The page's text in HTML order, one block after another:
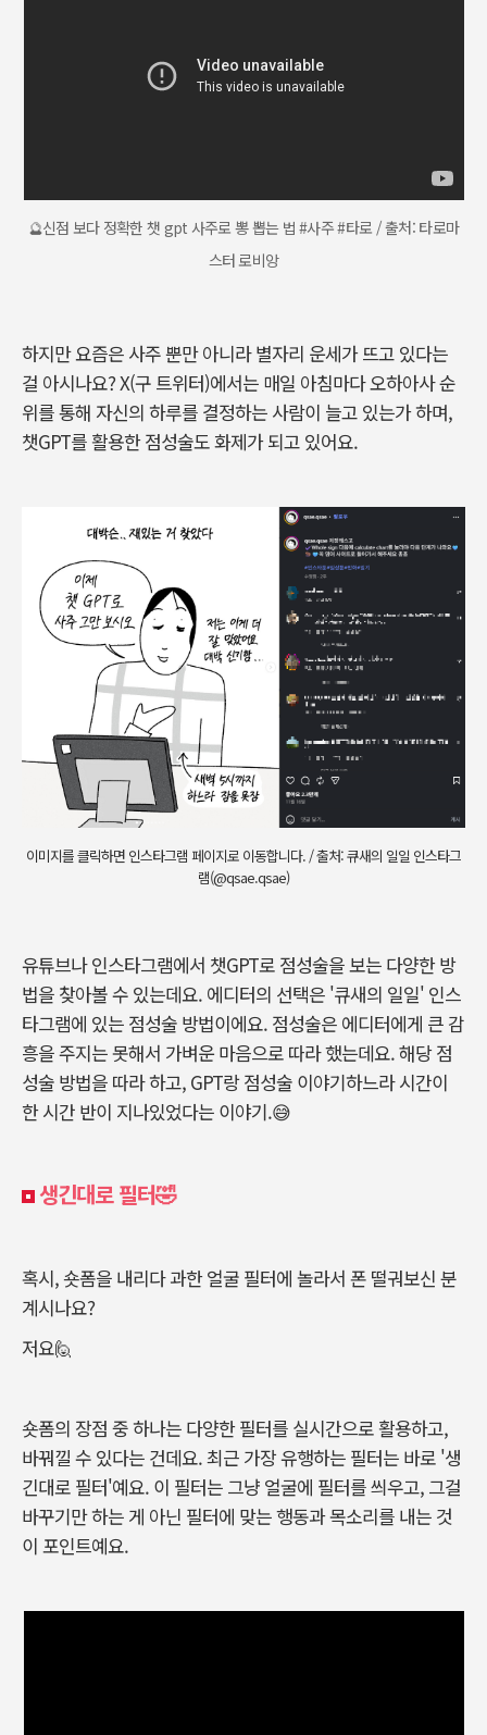
🔮신점 보다 정확한 챗 gpt 사주로 뽕 뽑는 법 #사주 #타로 / 출처: 타로마
스터 로비앙
하지만 요즘은 사주 뿐만 아니라 별자리 운세가 뜨고 있다는
걸 아시나요? X(구 트위터)에서는 매일 아침마다 오하아사 순
위를 통해 자신의 하루를 결정하는 사람이 늘고 있는가 하며,
챗GPT를 활용한 점성술도 화제가 되고 있어요.
이미지를 클릭하면 인스타그램 페이지로 이동합니다. / 출처: 큐새의 일일 인스타그
램(@qsae.qsae)
유튜브나 인스타그램에서 챗GPT로 점성술을 보는 다양한 방
법을 찾아볼 수 있는데요. 에디터의 선택은 '큐새의 일일' 인스
타그램에 있는 점성술 방법이에요. 점성술은 에디터에게 큰 감
흥을 주지는 못해서 가벼운 마음으로 따라 했는데요. 해당 점
성술 방법을 따라 하고, GPT랑 점성술 이야기하느라 시간이
한 시간 반이 지나있었다는 이야기.😅
생긴대로 필터🤣
혹시, 숏폼을 내리다 과한 얼굴 필터에 놀라서 폰 떨궈보신 분
계시나요?
저요🙋
숏폼의 장점 중 하나는 다양한 필터를 실시간으로 활용하고,
바꿔낄 수 있다는 건데요. 최근 가장 유행하는 필터는 바로 '생
긴대로 필터'예요. 이 필터는 그냥 얼굴에 필터를 씌우고, 그걸
바꾸기만 하는 게 아닌 필터에 맞는 행동과 목소리를 내는 것
이 포인트예요.